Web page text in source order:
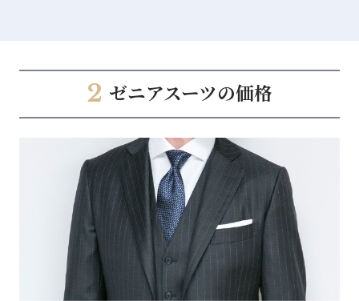
2 ゼニアスーツの価格